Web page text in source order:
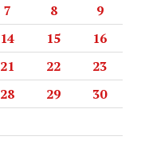
7 8
9
14 15
16
21 22
23
28 29
30